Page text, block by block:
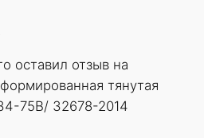
оставил отзыв на
тянутая
75В/ 32678-2014